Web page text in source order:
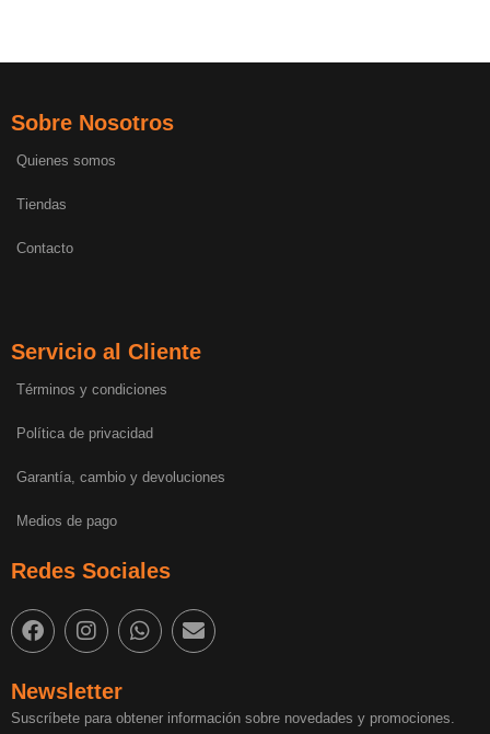
Sobre Nosotros
Quienes somos
Tiendas
Contacto
Servicio al Cliente
Términos y condiciones
Política de privacidad
Garantía, cambio y devoluciones
Medios de pago
Redes Sociales
Newsletter
Suscríbete para obtener información sobre novedades y promociones.